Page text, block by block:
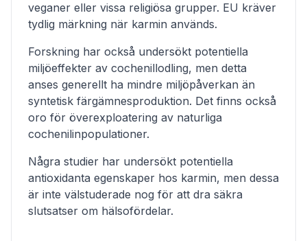
veganer eller vissa religiösa grupper. EU kräver
tydlig märkning när karmin används.
Forskning har också undersökt potentiella
miljöeffekter av cochenillodling, men detta
anses generellt ha mindre miljöpåverkan än
syntetisk färgämnesproduktion. Det finns också
oro för överexploatering av naturliga
cochenilinpopulationer.
Några studier har undersökt potentiella
antioxidanta egenskaper hos karmin, men dessa
är inte välstuderade nog för att dra säkra
slutsatser om hälsofördelar.